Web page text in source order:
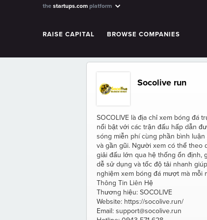
the startups.com platform
RAISE CAPITAL BROWSE COMPANIES
Socolive run
SOCOLIVE là địa chỉ xem bóng đá
nổi bật với các trận đấu hấp dẫn
sóng miễn phí cùng phần bình luận
và gần gũi. Người xem có thể theo
giải đấu lớn qua hệ thống ổn định,
dễ sử dụng và tốc độ tải nhanh
nghiệm xem bóng đá mượt mà mỗi
Thông Tin Liên Hệ
Thương hiệu: SOCOLIVE
Website: https://socolive.run/
Email: support@socolive.run